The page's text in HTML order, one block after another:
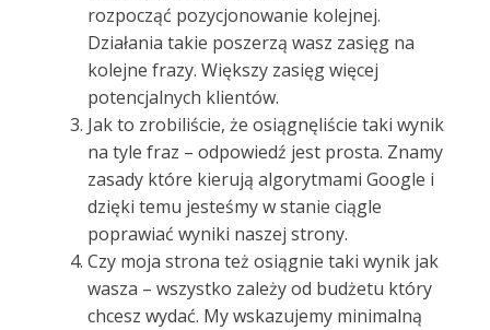
rozpocząć pozycjonowanie kolejnej.
Działania takie poszerzą wasz zasięg na
kolejne frazy. Większy zasięg więcej
potencjalnych klientów.
Jak to zrobiliście, że osiągnęliście taki wynik
na tyle fraz – odpowiedź jest prosta. Znamy
zasady które kierują algorytmami Google i
dzięki temu jesteśmy w stanie ciągle
poprawiać wyniki naszej strony.
Czy moja strona też osiągnie taki wynik jak
wasza – wszystko zależy od budżetu który
chcesz wydać. My wskazujemy minimalną